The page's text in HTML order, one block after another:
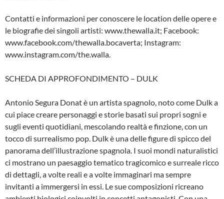
Contatti e informazioni per conoscere le location delle opere e
le biografie dei singoli artisti: www.thewalla.it; Facebook:
www.facebook.com/thewalla.bocaverta; Instagram:
www.instagram.com/the.walla.
SCHEDA DI APPROFONDIMENTO – DULK
Antonio Segura Donat è un artista spagnolo, noto come Dulk a
cui piace creare personaggi e storie basati sui propri sogni e
sugli eventi quotidiani, mescolando realtà e finzione, con un
tocco di surrealismo pop. Dulk è una delle figure di spicco del
panorama dell’illustrazione spagnola. I suoi mondi naturalistici
ci mostrano un paesaggio tematico tragicomico e surreale ricco
di dettagli, a volte reali e a volte immaginari ma sempre
invitanti a immergersi in essi. Le sue composizioni ricreano